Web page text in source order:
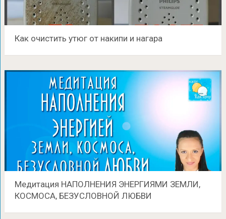
Как очистить утюг от накипи и нагара
Медитация НАПОЛНЕНИЯ ЭНЕРГИЯМИ ЗЕМЛИ,
КОСМОСА, БЕЗУСЛОВНОЙ ЛЮБВИ